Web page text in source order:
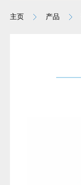
主页 产品